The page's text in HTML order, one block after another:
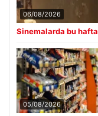
06/08/2026
Sinemalarda bu
05/08/2026